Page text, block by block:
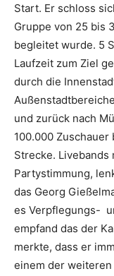
Start. Er schloss
Gruppe von 25 bis
begleitet wurde. 5
Laufzeit zum Ziel
durch die
und zurück nach
100.000
Strecke. Livebands
Partystimmung,
das Georg
es Verpflegungs-
empfand das der
merkte, dass er
einem der